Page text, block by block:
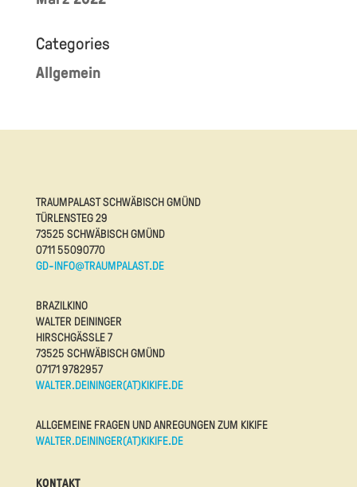
Categories
Allgemein
TRAUMPALAST SCHWÄBISCH GMÜND
TÜRLENSTEG 29
73525 SCHWÄBISCH GMÜND
0711 55090770
GD-INFO@TRAUMPALAST.DE
BRAZILKINO
WALTER DEININGER
HIRSCHGÄSSLE 7
73525 SCHWÄBISCH GMÜND
07171 9782957
WALTER.DEININGER(AT)KIKIFE.DE
ALLGEMEINE FRAGEN UND ANREGUNGEN ZUM KIKIFE
WALTER.DEININGER(AT)KIKIFE.DE
KONTAKT